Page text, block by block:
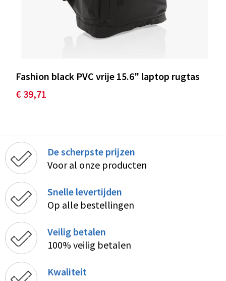
Fashion black PVC vrije 15.6" laptop rugtas
€ 39,71
De scherpste prijzen
Voor al onze producten
Snelle levertijden
Op alle bestellingen
Veilig betalen
100% veilig betalen
Kwaliteit